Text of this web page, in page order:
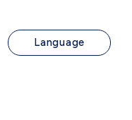
Language